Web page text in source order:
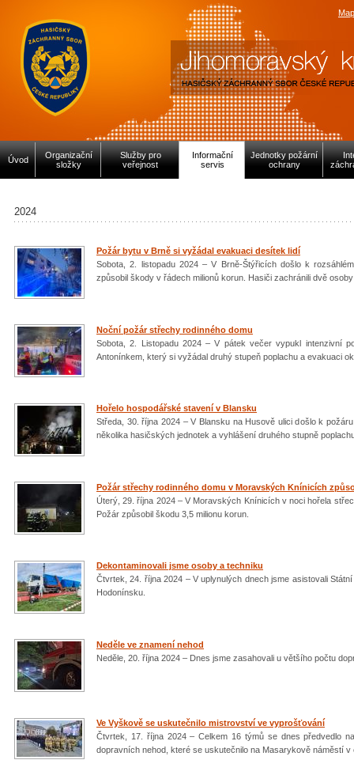
Úvod
Organizační
složky
Služby pro
veřejnost
Informační
servis
Jednotky požární
ochrany
2024
Požár bytu v Brně si vyžádal evakuaci desítek lidí
Sobota, 2. listopadu 2024 – V Brně-Štýřicích došlo k
způsobil škody v řádech milionů korun. Hasiči zachránili dvě
Noční požár střechy rodinného domu
Sobota, 2. Listopadu 2024 – V pátek večer vypukl intenzivní
Antonínkem, který si vyžádal druhý stupeň poplachu a evakuaci
Hořelo hospodářské stavení v Blansku
Středa, 30. října 2024 – V Blansku na Husově ulici došlo k
několika hasičských jednotek a vyhlášení druhého stupně
Požár střechy rodinného domu v Moravských Knínicích
Úterý, 29. října 2024 – V Moravských Knínicích v noci hořela
Požár způsobil škodu 3,5 milionu korun.
Dekontaminovali jsme osoby a techniku
Čtvrtek, 24. října 2024 – V uplynulých dnech jsme asistovali
Hodonínsku.
Neděle ve znamení nehod
Neděle, 20. října 2024 – Dnes jsme zasahovali u většího počtu
Ve Vyškově se uskutečnilo mistrovství ve vyprošťování
Čtvrtek, 17. října 2024 – Celkem 16 týmů se dnes předvedlo
dopravních nehod, které se uskutečnilo na Masarykově náměstí